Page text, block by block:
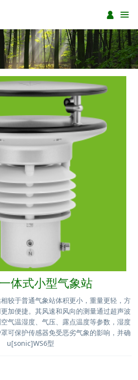
体式小型气象站
较于普通气象站体积更小，重量更轻，方
加便捷。其风速和风向的测量通过超声波
气温湿度、气压、露点温度等参数，湿度
可保护传感器免受恶劣气象的影响，并确
u[sonic]WS6型